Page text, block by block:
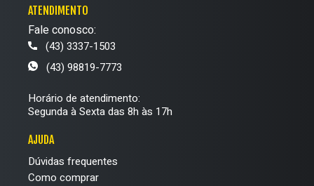
ATENDIMENTO
Fale conosco:
(43) 3337-1503
(43) 98819-7773
Horário de atendimento:
Segunda à Sexta das 8h às 17h
AJUDA
Dúvidas frequentes
Como comprar